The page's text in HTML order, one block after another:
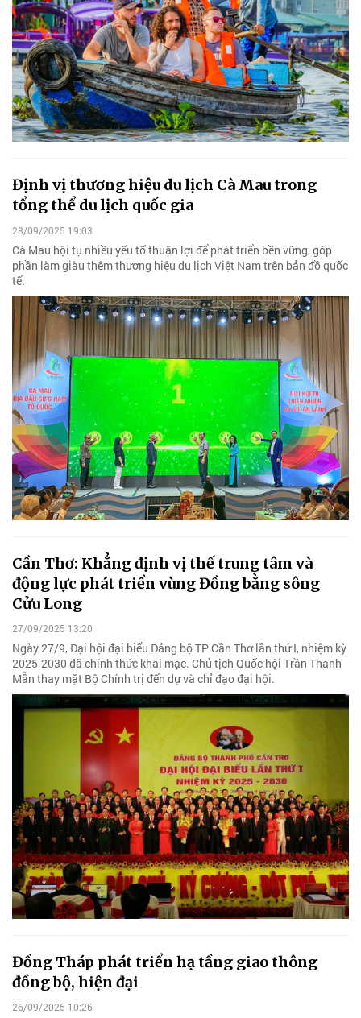
Định vị thương hiệu du lịch Cà Mau trong
tổng thể du lịch quốc gia
28/09/2025 19:03
Cà Mau hội tụ nhiều yếu tố thuận lợi để phát triển bền vững, góp
phần làm giàu thêm thương hiệu du lịch Việt Nam trên bản đồ quốc
tế.
Cần Thơ: Khẳng định vị thế trung tâm và
động lực phát triển vùng Đồng bằng sông
Cửu Long
27/09/2025 13:20
Ngày 27/9, Đại hội đại biểu Đảng bộ TP Cần Thơ lần thứ I, nhiệm kỳ
2025-2030 đã chính thức khai mạc. Chủ tịch Quốc hội Trần Thanh
Mẫn thay mặt Bộ Chính trị đến dự và chỉ đạo đại hội.
Đồng Tháp phát triển hạ tầng giao thông
đồng bộ, hiện đại
26/09/2025 10:26